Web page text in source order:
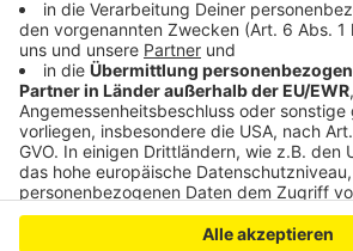
Anzeige
Anzeige